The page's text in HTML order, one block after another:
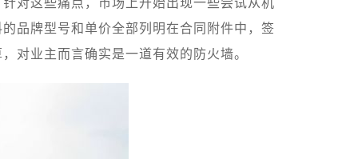
品牌型号和单价全部列明在合同附件中，签
对业主而言确实是一道有效的防火墙。